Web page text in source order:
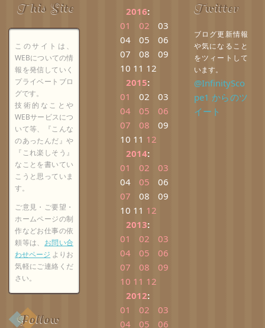
This Site
このサイトは、
WEBについての情
報を発信していく
プライベートブロ
グです。
技術的なことや
WEBサービスにつ
いて等、『こんな
のあったんだ』や
『これ楽しそう』
なことを書いてい
こうと思っていま
す。
ご意見・ご要望・
ホームページの制
作などお仕事の依
頼等は、 お問い合
わせページ よりお
気軽にご連絡くだ
さい。
Follow
2016:
01
02
03
04
05
06
07
08
09
10 11 12
2015:
01
02
03
04
05
06
07
08
09
10 11 12
2014:
01
02
03
04
05
06
07
08
09
10 11 12
2013:
01
02
03
04
05
06
07
08
09
10 11 12
2012:
01
02
03
04
05 06
Twitter
ブログ更新情報
や気になること
をツィートして
います。
@InfinitySco
pe1 からのツ
イート